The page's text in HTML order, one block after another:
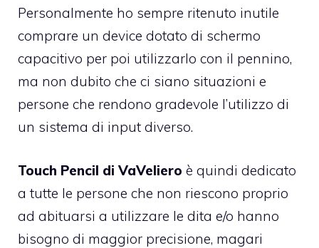
Personalmente ho sempre ritenuto inutile
comprare un device dotato di schermo
capacitivo per poi utilizzarlo con il pennino,
ma non dubito che ci siano situazioni e
persone che rendono gradevole l’utilizzo di
un sistema di input diverso.
Touch Pencil diVaVeliero è quindi dedicato
a tutte le persone che non riescono proprio
ad abituarsi a utilizzare le dita e/o hanno
bisogno di maggior precisione, magari